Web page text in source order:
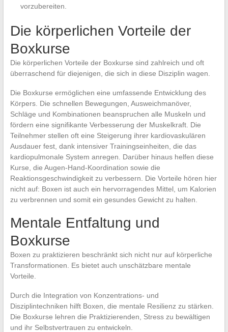
vorzubereiten.
Die körperlichen Vorteile der
Boxkurse
Die körperlichen Vorteile der Boxkurse sind zahlreich und oft
überraschend für diejenigen, die sich in diese Disziplin wagen.
Die Boxkurse ermöglichen eine umfassende Entwicklung des
Körpers. Die schnellen Bewegungen, Ausweichmanöver,
Schläge und Kombinationen beanspruchen alle Muskeln und
fördern eine signifikante Verbesserung der Muskelkraft. Die
Teilnehmer stellen oft eine Steigerung ihrer kardiovaskulären
Ausdauer fest, dank intensiver Trainingseinheiten, die das
kardiopulmonale System anregen. Darüber hinaus helfen diese
Kurse, die Augen-Hand-Koordination sowie die
Reaktionsgeschwindigkeit zu verbessern. Die Vorteile hören hier
nicht auf: Boxen ist auch ein hervorragendes Mittel, um Kalorien
zu verbrennen und somit ein gesundes Gewicht zu halten.
Mentale Entfaltung und
Boxkurse
Boxen zu praktizieren beschränkt sich nicht nur auf körperliche
Transformationen. Es bietet auch unschätzbare mentale
Vorteile.
Durch die Integration von Konzentrations- und
Disziplintechniken hilft Boxen, die mentale Resilienz zu stärken.
Die Boxkurse lehren die Praktizierenden, Stress zu bewältigen
und ihr Selbstvertrauen zu entwickeln.